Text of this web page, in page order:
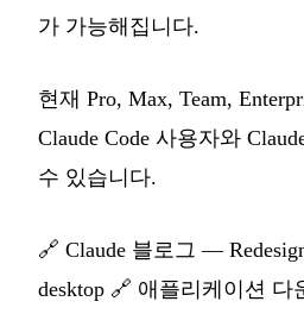
가 가능해집니다.
현재 Pro, Max, Team,
Claude Code 사용자와
수 있습니다.
🔗 Claude 블로그 —
desktop 🔗 애플리케이션 다